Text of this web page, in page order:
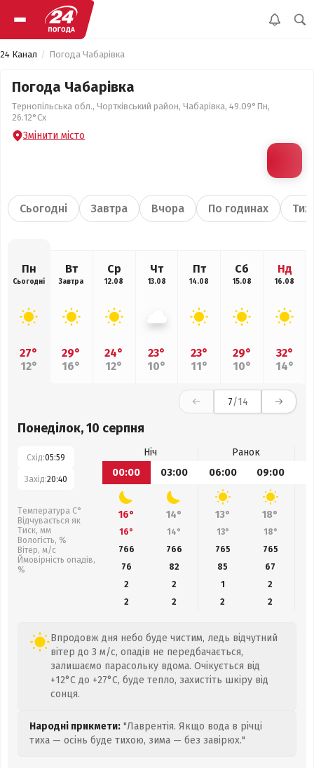
24 Канал Погода Чабарівка
Погода Чабарівка
Тернопільська обл., Чортківський район, Чабарівка, 49.09°Пн,
26.12°Сх
Змінити місто
Сьогодні Завтра Вчора По годинах
Пн
Сьогодні
27°
12°
Вт
Завтра
29°
16°
Ср
12.08
24°
12°
Чт
13.08
23°
10°
Пт
14.08
23°
11°
Сб
15.08
29°
10°
Нд
16.08
32°
14°
7/14
Понеділок, 10 серпня
Схід:05:59
Захід:20:40
Температура С°
Відчувається як
Тиск, мм
Вологість, %
Вітер, м/с
Ймовірність опадів,
%
Ніч
Ранок
00:00
03:00 06:00 09:00
16° 14° 13° 18°
16° 14° 13° 18°
766
766 765 765
76
82 85 67
2
2 1
2
2
2 2 2
Впродовж дня небо буде чистим, ледь відчутний
вітер до 3 м/с, опадів не передбачається,
залишаємо парасольку вдома. Очікується від
+12°C до +27°C, буде тепло, захистіть шкіру від
сонця.
Народні прикмети: "Лаврентія. Якщо вода в річці
тиха — осінь буде тихою, зима — без завірюх."